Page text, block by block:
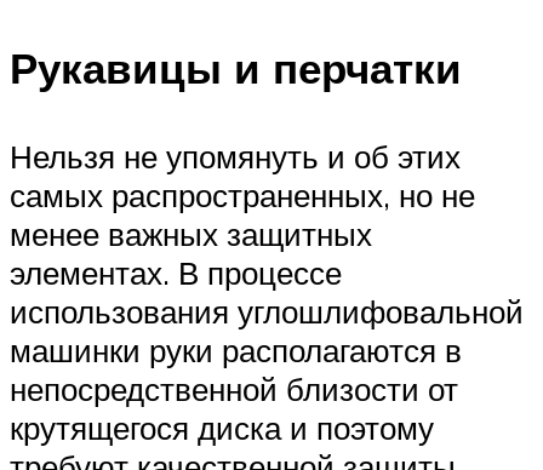
Рукавицы и перчатки
Нельзя не упомянуть и об этих
самых распространенных, но не
менее важных защитных
элементах. В процессе
использования углошлифовальной
машинки руки располагаются в
непосредственной близости от
крутящегося диска и поэтому